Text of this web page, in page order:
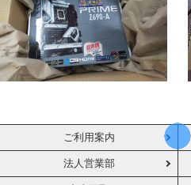
ご利用案内
法人営業部